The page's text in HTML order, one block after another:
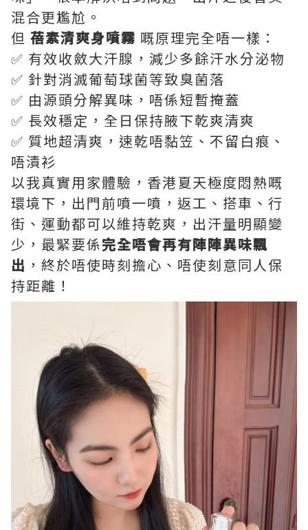
混合更尷尬。
但 蓓素清爽身噴霧 嘅原理完全唔一樣：
✅ 有效收斂大汗腺，減少多餘汗水分泌物
✅ 針對消滅葡萄球菌等致臭菌落
✅ 由源頭分解異味，唔係短暫掩蓋
✅ 長效穩定，全日保持腋下乾爽清爽
✅ 質地超清爽，速乾唔黏笠、不留白痕、
唔漬衫
以我真實用家體驗，香港夏天極度悶熱嘅
環境下，出門前噴一噴，返工、搭車、行
街、運動都可以維持乾爽，出汗量明顯變
少，最緊要係完全唔會再有陣陣異味飄
出 ，終於唔使時刻擔心、唔使刻意同人保
持距離！